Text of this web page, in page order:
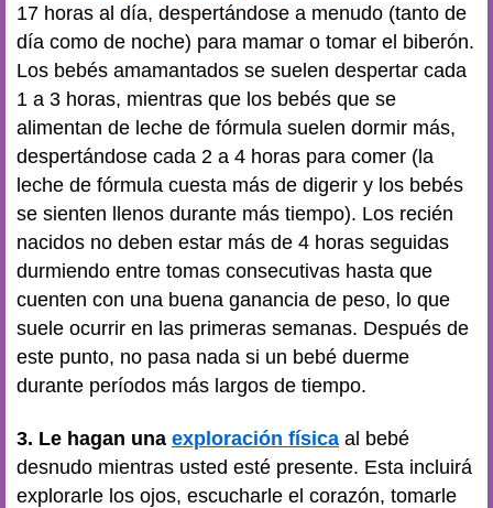
17 horas al día, despertándose a menudo (tanto de
día como de noche) para mamar o tomar el biberón.
Los bebés amamantados se suelen despertar cada
1 a 3 horas, mientras que los bebés que se
alimentan de leche de fórmula suelen dormir más,
despertándose cada 2 a 4 horas para comer (la
leche de fórmula cuesta más de digerir y los bebés
se sienten llenos durante más tiempo). Los recién
nacidos no deben estar más de 4 horas seguidas
durmiendo entre tomas consecutivas hasta que
cuenten con una buena ganancia de peso, lo que
suele ocurrir en las primeras semanas. Después de
este punto, no pasa nada si un bebé duerme
durante períodos más largos de tiempo.
3. Le hagan una exploración física al bebé
desnudo mientras usted esté presente. Esta incluirá
explorarle los ojos, escucharle el corazón, tomarle